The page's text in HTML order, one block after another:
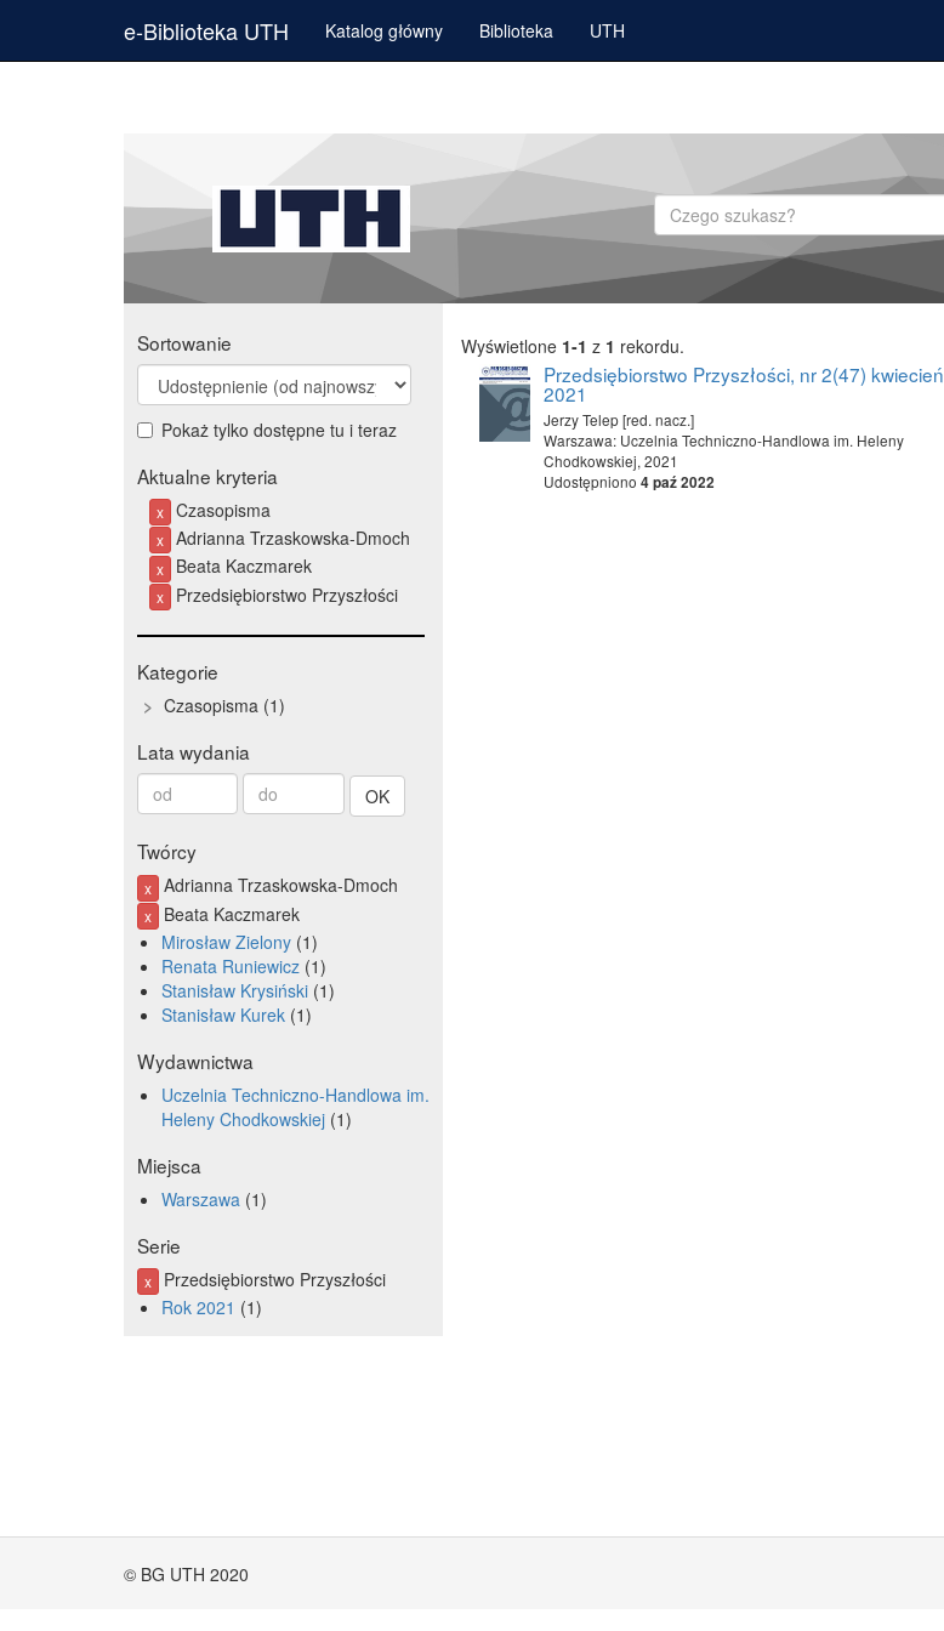
e-Biblioteka UTH Katalog główny Biblioteka UTH
Szukaj
Sortowanie
Pokaż tylko dostępne tu i teraz
Aktualne kryteria
x Czasopisma
x Adrianna Trzaskowska-Dmoch
x Beata Kaczmarek
x Przedsiębiorstwo Przyszłości
Kategorie
Czasopisma 1
Lata wydania
Od
roku
Do
roku
Twórcy
x Adrianna Trzaskowska-Dmoch
x
Beata Kaczmarek
Mirosław Zielony 1
Renata Runiewicz 1
Stanisław Krysiński 1
Stanisław Kurek 1
Wydawnictwa
Uczelnia Techniczno-Handlowa im.
Heleny Chodkowskiej 1
Miejsca
Warszawa 1
Serie
x
Przedsiębiorstwo Przyszłości
Rok 2021
1
Wyświetlone 1-1 z 1 rekordu.
Przedsiębiorstwo Przyszłości, nr 2(47) kwiecień
2021
Jerzy Telep [red. nacz.]
Warszawa: Uczelnia Techniczno-Handlowa im. Heleny
Chodkowskiej, 2021
Udostępniono 4 paź 2022
© BG UTH 2020